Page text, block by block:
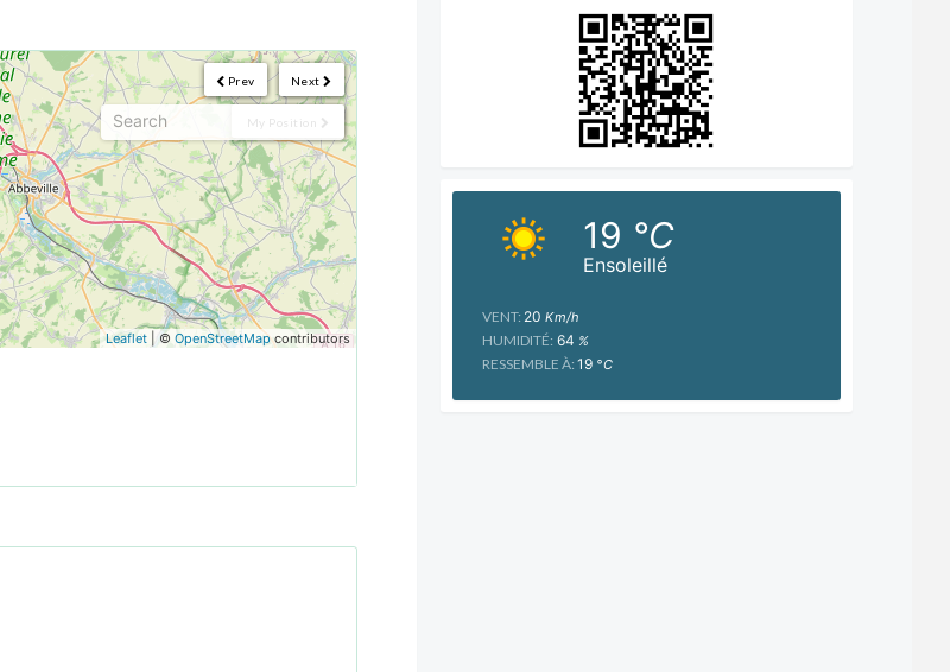
Next
Prev
My Position
Leaflet| © OpenStreetMapcontributors
Ensoleillé
19 °C
VENT: 20 Km/h
HUMIDITÉ: 64 %
RESSEMBLE À: 19°C